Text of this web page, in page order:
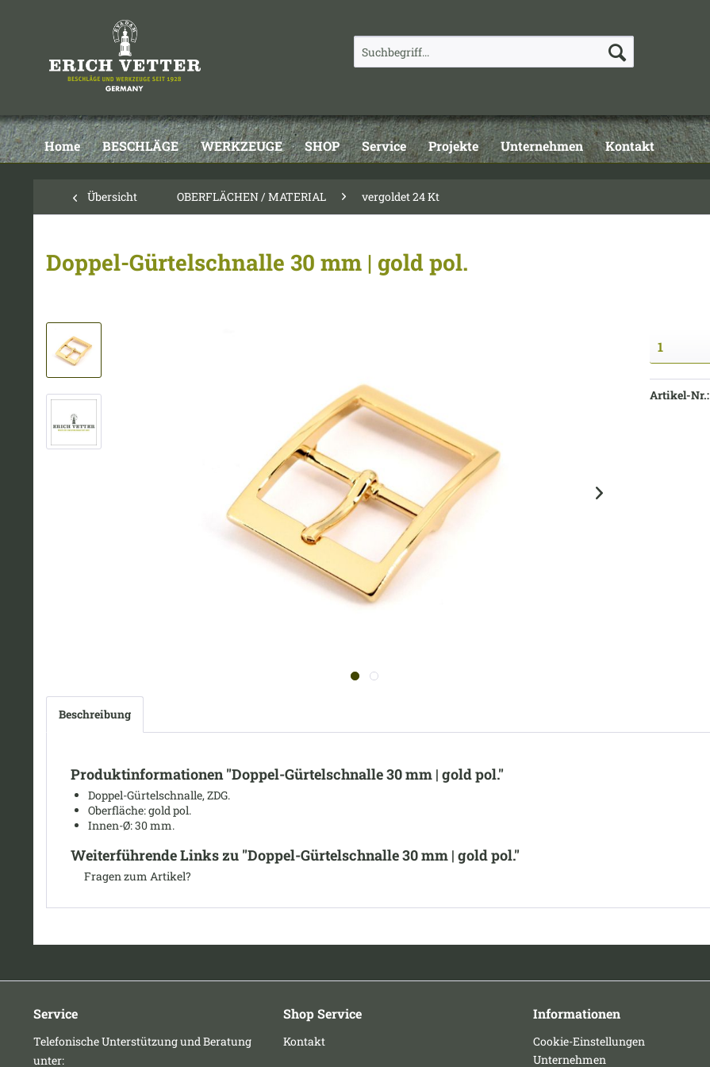
Home BESCHLÄGE WERKZEUGE SHOP Service Projekte Unternehmen Kontakt
Übersicht OBERFLÄCHEN / MATERIAL vergoldet 24 Kt
Doppel-Gürtelschnalle 30 mm | gold pol.
Artikel-Nr.:
Beschreibung
Produktinformationen "Doppel-Gürtelschnalle 30 mm | gold pol."
Doppel-Gürtelschnalle, ZDG.
Oberfläche: gold pol.
Innen-Ø: 30 mm.
Weiterführende Links zu "Doppel-Gürtelschnalle 30 mm | gold pol."
Fragen zum Artikel?
Service
Telefonische Unterstützung und Beratung
unter:
Shop Service
Kontakt
Informationen
Cookie-Einstellungen
Unternehmen